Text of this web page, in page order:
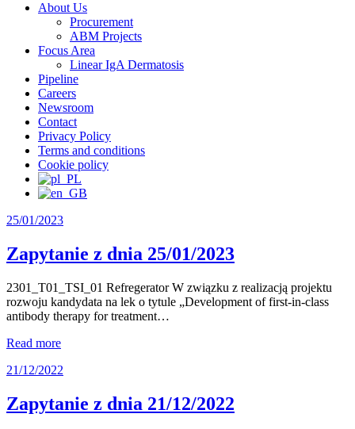
About Us
Procurement
ABM Projects
Focus Area
Linear IgA Dermatosis
Pipeline
Careers
Newsroom
Contact
Privacy Policy
Terms and conditions
Cookie policy
25/01/2023
Zapytanie z dnia 25/01/2023
2301_T01_TSI_01 Refregerator W związku z realizacją projektu
rozwoju kandydata na lek o tytule „Development of first-in-class
antibody therapy for treatment…
Read more
21/12/2022
Zapytanie z dnia 21/12/2022